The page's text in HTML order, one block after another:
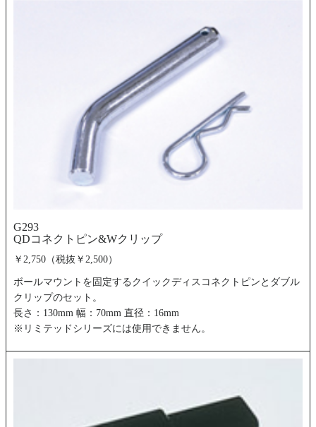
G293
QDコネクトピン&Wクリップ
￥2,750（税抜￥2,500）
ボールマウントを固定するクイックディスコネクトピンとダブル
クリップのセット。
長さ：130mm 幅：70mm 直径：16mm
※リミテッドシリーズには使用できません。